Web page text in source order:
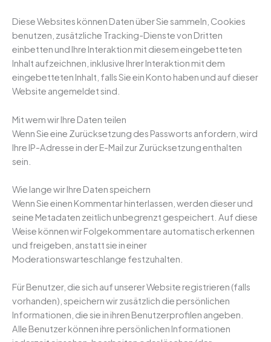
Diese Websites können Daten über Sie sammeln, Cookies
benutzen, zusätzliche Tracking-Dienste von Dritten
einbetten und Ihre Interaktion mit diesem eingebetteten
Inhalt aufzeichnen, inklusive Ihrer Interaktion mit dem
eingebetteten Inhalt, falls Sie ein Konto haben und auf dieser
Website angemeldet sind.
Mit wem wir Ihre Daten teilen
Wenn Sie eine Zurücksetzung des Passworts anfordern, wird
Ihre IP-Adresse in der E-Mail zur Zurücksetzung enthalten
sein.
Wie lange wir Ihre Daten speichern
Wenn Sie einen Kommentar hinterlassen, werden dieser und
seine Metadaten zeitlich unbegrenzt gespeichert. Auf diese
Weise können wir Folgekommentare automatisch erkennen
und freigeben, anstatt sie in einer
Moderationswarteschlange festzuhalten.
Für Benutzer, die sich auf unserer Website registrieren (falls
vorhanden), speichern wir zusätzlich die persönlichen
Informationen, die sie in ihren Benutzerprofilen angeben.
Alle Benutzer können ihre persönlichen Informationen